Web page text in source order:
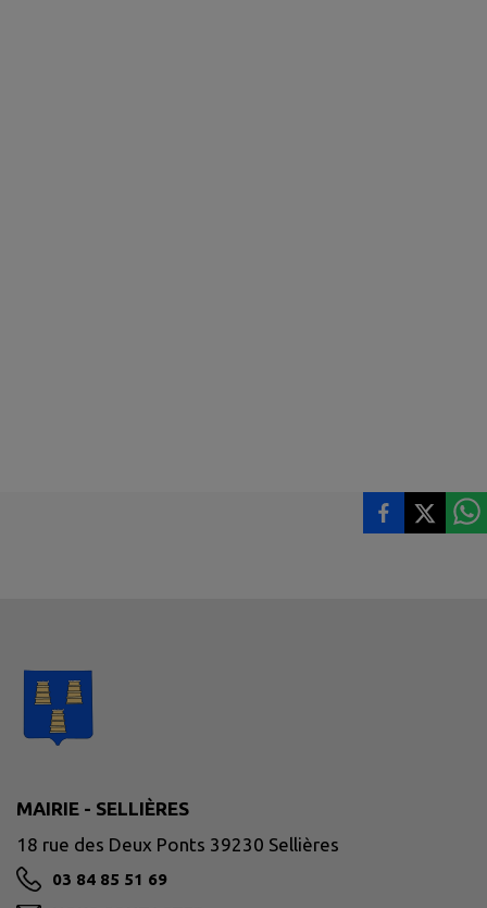
MAIRIE - SELLIÈRES
18 rue des Deux Ponts 39230 Sellières
03 84 85 51 69